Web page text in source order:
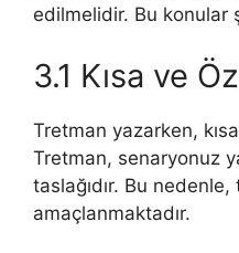
edilmelidir. Bu konular
3.1 Kısa ve
Tretman yazarken,
Tretman, senaryonuz
taslağıdır. Bu nedenle,
amaçlanmaktadır.